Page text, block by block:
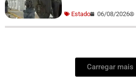
Estado 06/08/2026
Carregar mais